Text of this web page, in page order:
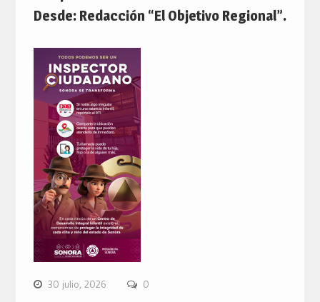
Desde: Redacción “El Objetivo Regional”.
30 julio, 2026 0